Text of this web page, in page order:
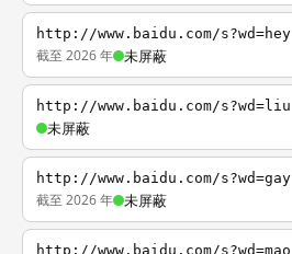
http://www.baidu.com/s?wd=hey
截至 2026 年 未屏蔽
http://www.baidu.com/s?wd=liu
未屏蔽
http://www.baidu.com/s?wd=gay
截至 2026 年 未屏蔽
http://www.baidu.com/s?wd=mao